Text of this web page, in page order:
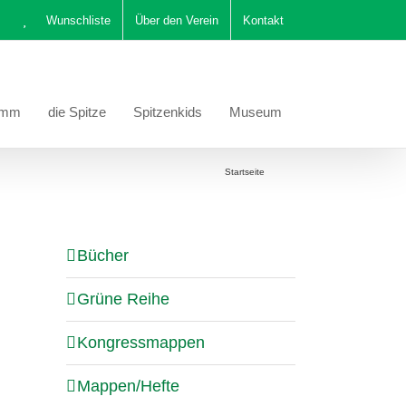
Wunschliste Über den Verein Kontakt
die Spitze Spitzenkids Museum
Startseite
Bücher
Grüne Reihe
Kongressmappen
Mappen/Hefte